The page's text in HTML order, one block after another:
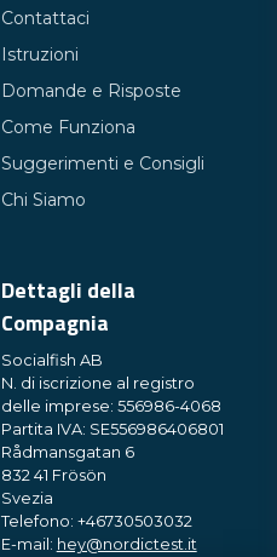
Contattaci
Istruzioni
Domande e Risposte
Come Funziona
Suggerimenti e Consigli
Chi Siamo
Dettagli della
Compagnia
Socialfish AB
N. di iscrizione al registro
delle imprese: 556986-4068
Partita IVA: SE556986406801
Rådmansgatan 6
832 41 Frösön
Svezia
Telefono: +46730503032
E-mail: hey@nordictest.it